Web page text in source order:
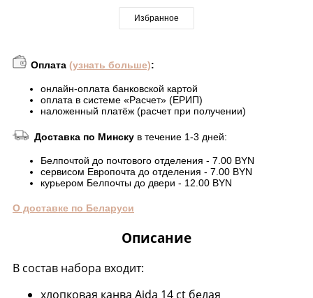
Избранное
Оплата (узнать больше):
онлайн-оплата банковской картой
оплата в системе «Расчет» (ЕРИП)
наложенный платёж (расчет при получении)
Доставка по Минску в течение 1-3 дней:
Белпочтой до почтового отделения - 7.00 BYN
сервисом Европочта до отделения - 7.00 BYN
курьером Белпочты до двери - 12.00 BYN
О доставке по Беларуси
Описание
В состав набора входит:
хлопковая канва Aida 14 ct белая